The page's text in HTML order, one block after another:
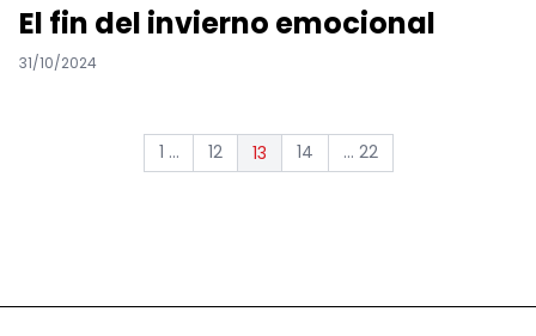
El fin del invierno emocional
31/10/2024
1 ... 12 13 14 ... 22